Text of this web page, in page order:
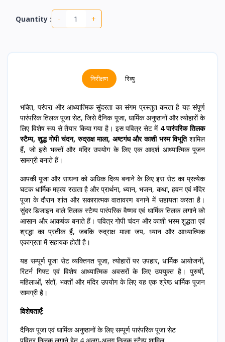
Quantity : - +
निरीक्षण रिव्यु
भक्ति, परंपरा और आध्यात्मिक सुंदरता का संगम प्रस्तुत करता है यह संपूर्ण
पारंपरिक तिलक पूजा सेट, जिसे दैनिक पूजा, धार्मिक अनुष्ठानों और त्योहारों के
लिए विशेष रूप से तैयार किया गया है। इस पवित्र सेट में 4 पारंपरिक तिलक
स्टैम्प, शुद्ध गोपी चंदन, रुद्राक्ष माला, अष्टगंध और काशी भस्म विभूतिशामिल
हैं, जो इसे भक्तों और मंदिर उपयोग के लिए एक आदर्श आध्यात्मिक पूजन
सामग्री बनाते हैं।
आपकी पूजा और साधना को अधिक दिव्य बनाने के लिए इस सेट का प्रत्येक
घटक धार्मिक महत्व रखता है और प्रार्थना, ध्यान, भजन, कथा, हवन एवं मंदिर
पूजा के दौरान शांत और सकारात्मक वातावरण बनाने में सहायता करता है।
सुंदर डिजाइन वाले तिलक स्टैम्प पारंपरिक वैष्णव एवं धार्मिक तिलक लगाने को
आसान और आकर्षक बनाते हैं। पवित्र गोपी चंदन और काशी भस्म शुद्धता एवं
श्रद्धा का प्रतीक हैं, जबकि रुद्राक्ष माला जप, ध्यान और आध्यात्मिक
एकाग्रता में सहायक होती है।
यह सम्पूर्ण पूजा सेट व्यक्तिगत पूजा, त्योहारों पर उपहार, धार्मिक आयोजनों,
रिटर्न गिफ्ट एवं विशेष आध्यात्मिक अवसरों के लिए उपयुक्त है। पुरुषों,
महिलाओं, संतों, भक्तों और मंदिर उपयोग के लिए यह एक श्रेष्ठ धार्मिक पूजन
सामग्री है।
विशेषताएँ:
दैनिक पूजा एवं धार्मिक अनुष्ठानों के लिए सम्पूर्ण पारंपरिक पूजा सेट
पवित्र तिलक लगाने हेतु 4 अलग-अलग तिलक स्टैम्प शामिल